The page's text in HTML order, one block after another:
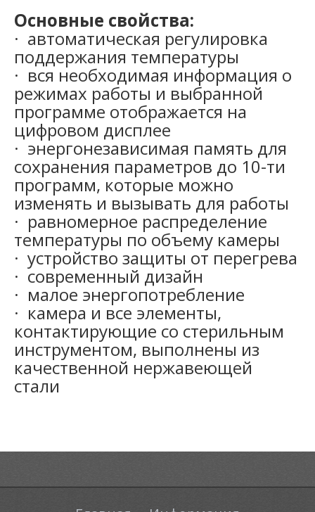
Основные свойства:
· автоматическая регулировка
поддержания температуры
· вся необходимая информация о
режимах работы и выбранной
программе отображается на
цифровом дисплее
· энергонезависимая память для
сохранения параметров до 10-ти
программ, которые можно
изменять и вызывать для работы
· равномерное распределение
температуры по объему камеры
· устройство защиты от перегрева
· современный дизайн
· малое энергопотребление
· камера и все элементы,
контактирующие со стерильным
инструментом, выполнены из
качественной нержавеющей
стали